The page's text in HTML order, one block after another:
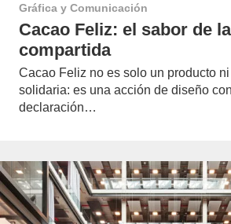
Gráfica y Comunicación
Cacao Feliz: el sabor de
compartida
Cacao Feliz no es solo un producto
solidaria: es una acción de diseño
declaración…